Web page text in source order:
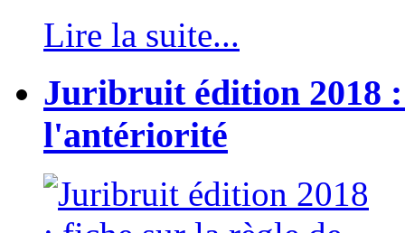
Lire la suite...
Juribruit édition 2018
l'antériorité